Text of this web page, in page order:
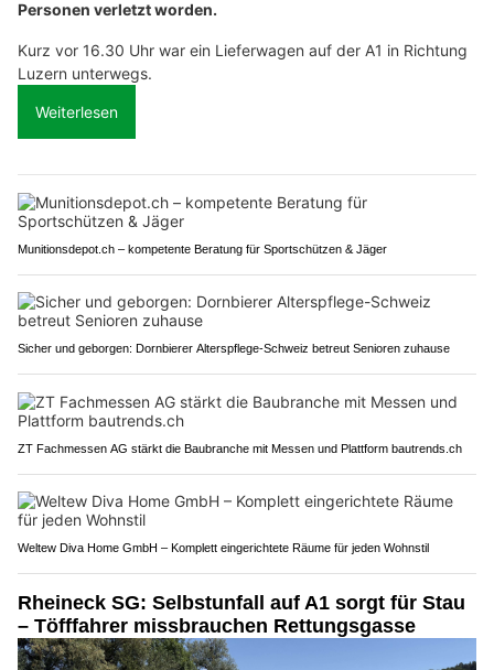
Personen verletzt worden.
Kurz vor 16.30 Uhr war ein Lieferwagen auf der A1 in Richtung
Luzern unterwegs.
Weiterlesen
Munitionsdepot.ch – kompetente Beratung für Sportschützen & Jäger
Sicher und geborgen: Dornbierer Alterspflege-Schweiz betreut Senioren zuhause
ZT Fachmessen AG stärkt die Baubranche mit Messen und Plattform bautrends.ch
Weltew Diva Home GmbH – Komplett eingerichtete Räume für jeden Wohnstil
Rheineck SG: Selbstunfall auf A1 sorgt für Stau
– Töfffahrer missbrauchen Rettungsgasse